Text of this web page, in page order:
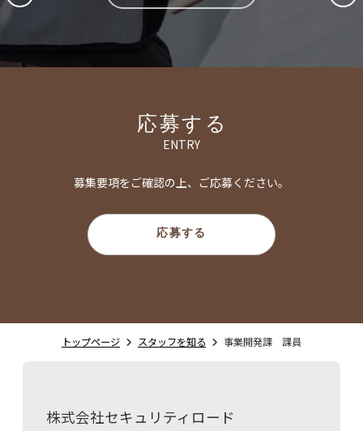
応募する
ENTRY
募集要項をご確認の上、ご応募ください。
応募する
トップページ スタッフを知る 事業開発課 課員
株式会社セキュリティロード